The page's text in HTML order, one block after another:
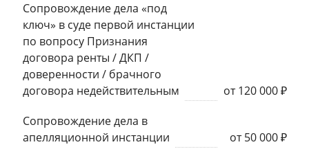
Сопровождение дела «под
ключ» в суде первой инстанции
по вопросу Признания
договора ренты / ДКП /
доверенности / брачного
договора недействительным
от 120 000 ₽
Сопровождение дела в
апелляционной инстанции
от 50 000 ₽